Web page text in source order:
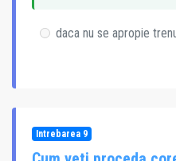
daca nu se apropie
Intrebarea 9